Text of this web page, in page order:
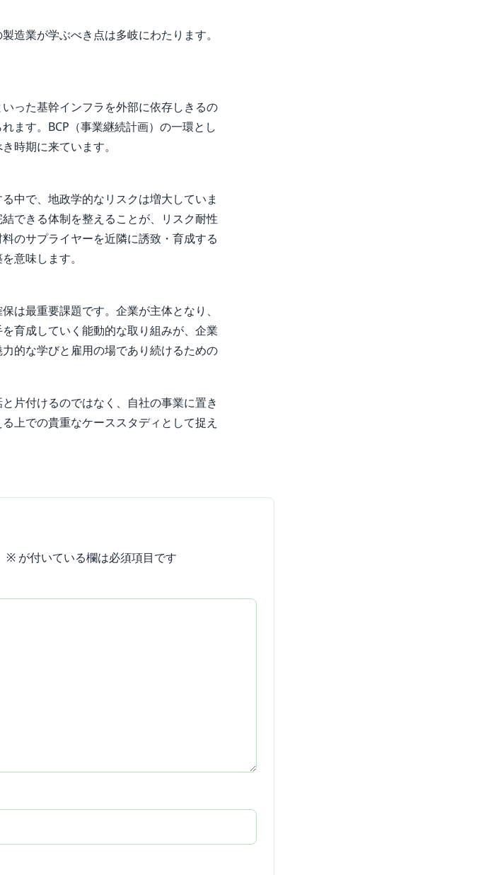
造業が学ぶべき点は多岐にわたります。
った基幹インフラを外部に依存しきるの
ます。BCP（事業継続計画）の一環とし
時期に来ています。
中で、地政学的なリスクは増大していま
できる体制を整えることが、リスク耐性
のサプライヤーを近隣に誘致・育成する
意味します。
は最重要課題です。企業が主体となり、
育成していく能動的な取り組みが、企業
的な学びと雇用の場であり続けるための
片付けるのではなく、自社の事業に置き
上での貴重なケーススタディとして捉え
※ が付いている欄は必須項目です